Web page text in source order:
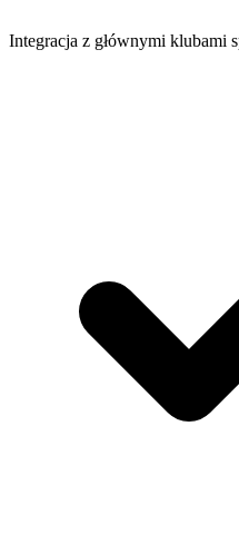
Integracja z głównymi klubami